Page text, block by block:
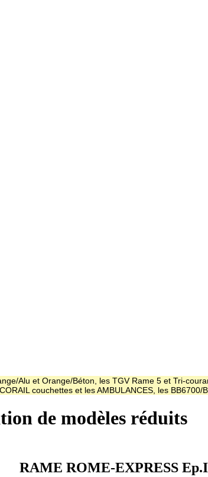
Alu et Orange/Béton, les TGV Rame 5 et Tri-
couchettes et les AMBULANCES, les BB6700/
de modèles réduits
RAME ROME-EXPRESS